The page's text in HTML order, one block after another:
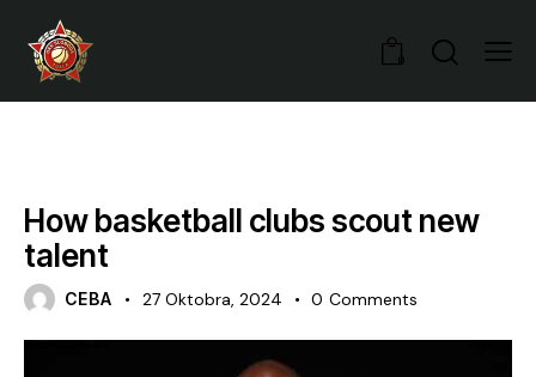
0
How basketball clubs scout new
talent
CEBA 27 Oktobra, 2024 0 Comments